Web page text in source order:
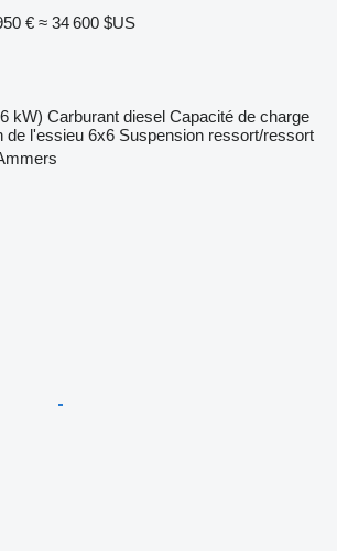
€ ≈ 34 600 $US
kW) Carburant diesel Capacité de charge
de l'essieu 6x6 Suspension ressort/ressort